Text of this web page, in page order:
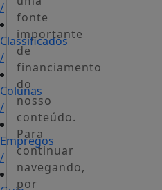
/
Classificados
/
Colunas
/
Empregos
/
fonte
importante
de
financiamento
do
nosso
conteúdo.
Para
continuar
navegando,
por